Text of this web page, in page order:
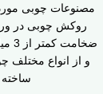
مصنوعات چوبی
روکش چوبی در
و از انواع مختلف